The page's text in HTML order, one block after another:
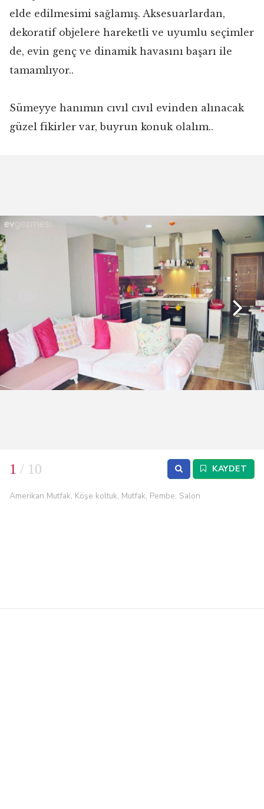
elde edilmesimi sağlamış. Aksesuarlardan,
dekoratif objelere hareketli ve uyumlu seçimler
de, evin genç ve dinamik havasını başarı ile
tamamlıyor..
Sümeyye hanımın cıvıl cıvıl evinden alınacak
güzel fikirler var, buyrun konuk olalım..
1 / 10 KAYDET
Amerikan Mutfak, Köşe koltuk, Mutfak, Pembe, Salon